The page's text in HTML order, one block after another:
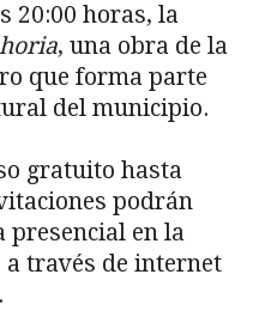
20:00 horas, la
, una obra de la
que forma parte
del municipio.
gratuito hasta
podrán
en la
través de internet